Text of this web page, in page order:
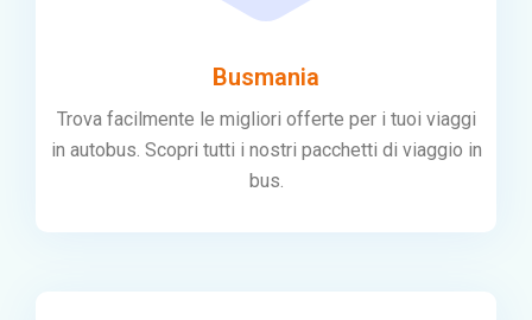
Busmania
Trova facilmente le migliori offerte per i tuoi viaggi
in autobus. Scopri tutti i nostri pacchetti di viaggio in
bus.